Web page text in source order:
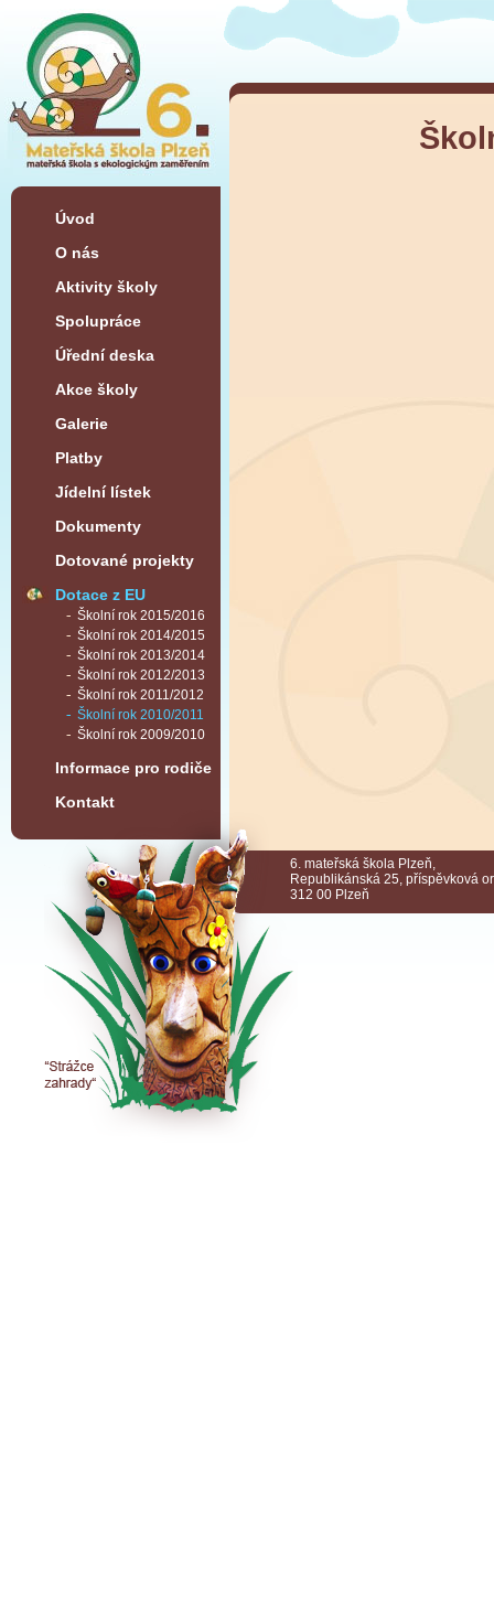
Úvod
O nás
Aktivity školy
Spolupráce
Úřední deska
Akce školy
Galerie
Platby
Jídelní lístek
Dokumenty
Dotované projekty
Dotace z EU
Školní rok 2015/2016
Školní rok 2014/2015
Školní rok 2013/2014
Školní rok 2012/2013
Školní rok 2011/2012
Školní rok 2010/2011
Školní rok 2009/2010
Informace pro rodiče
Kontakt
6. mateřská škola Plzeň,
Republikánská 25, příspěvková
312 00 Plzeň